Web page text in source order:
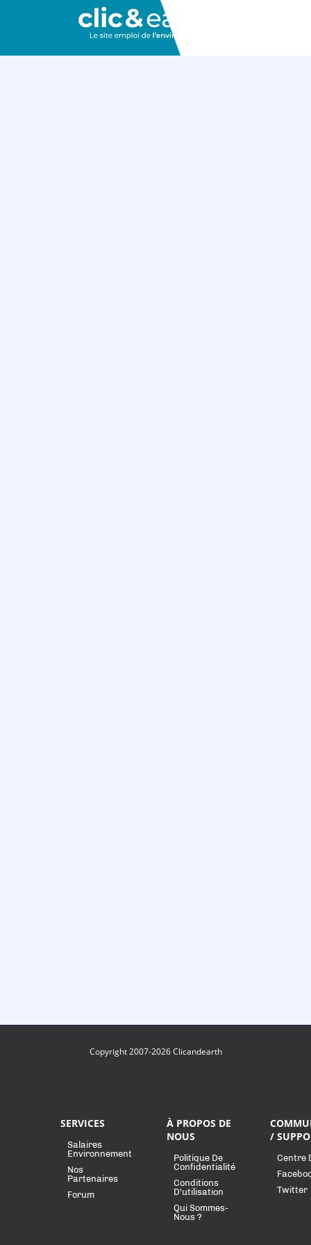
Copyright 2007-2026 Clicandearth
SERVICES
Salaires
Environnement
Nos
Partenaires
Forum
À PROPOS DE
NOUS
Politique De
Confidentialité
Conditions
D'utilisation
Qui Sommes-
Nous ?
/
Centre
Twitter